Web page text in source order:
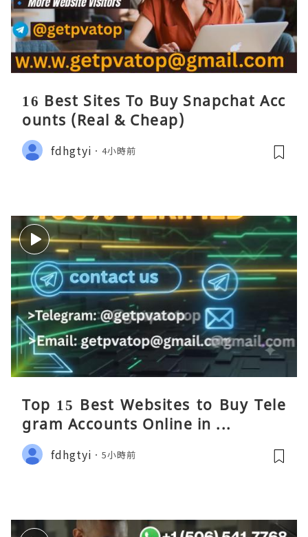
16 Best Sites To Buy Snapchat Acc
ounts (Real & Cheap)
fdhgtyi 4小時前
Top 15 Best Websites to Buy Tele
gram Accounts Online in ...
fdhgtyi 5小時前